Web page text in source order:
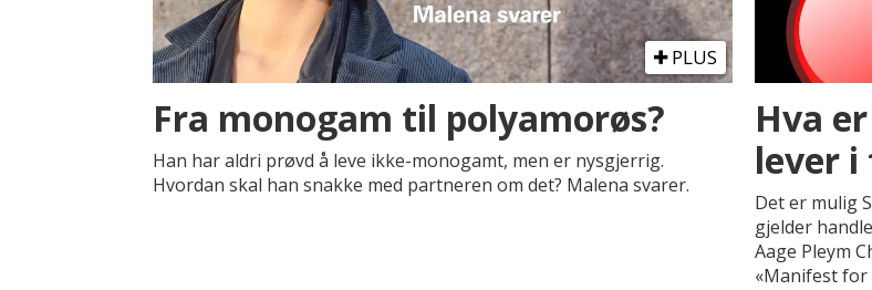
PLUS
Fra monogam til polyamorøs?
Han har aldri prøvd å leve ikke-monogamt, men er nysgjerrig.
Hvordan skal han snakke med partneren om det? Malena svarer.
Hva
lever i
Det er mulig
gjelder
Aage Pleym
«Manifest for